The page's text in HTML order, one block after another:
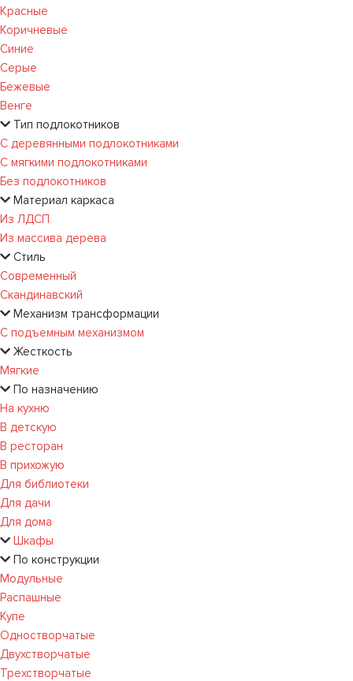
Красные
Коричневые
Синие
Серые
Бежевые
Венге
Тип подлокотников
С деревянными подлокотниками
С мягкими подлокотниками
Без подлокотников
Материал каркаса
Из ЛДСП
Из массива дерева
Стиль
Современный
Скандинавский
Механизм трансформации
С подъемным механизмом
Жесткость
Мягкие
По назначению
На кухню
В детскую
В ресторан
В прихожую
Для библиотеки
Для дачи
Для дома
Шкафы
По конструкции
Модульные
Распашные
Купе
Одностворчатые
Двухстворчатые
Трехстворчатые